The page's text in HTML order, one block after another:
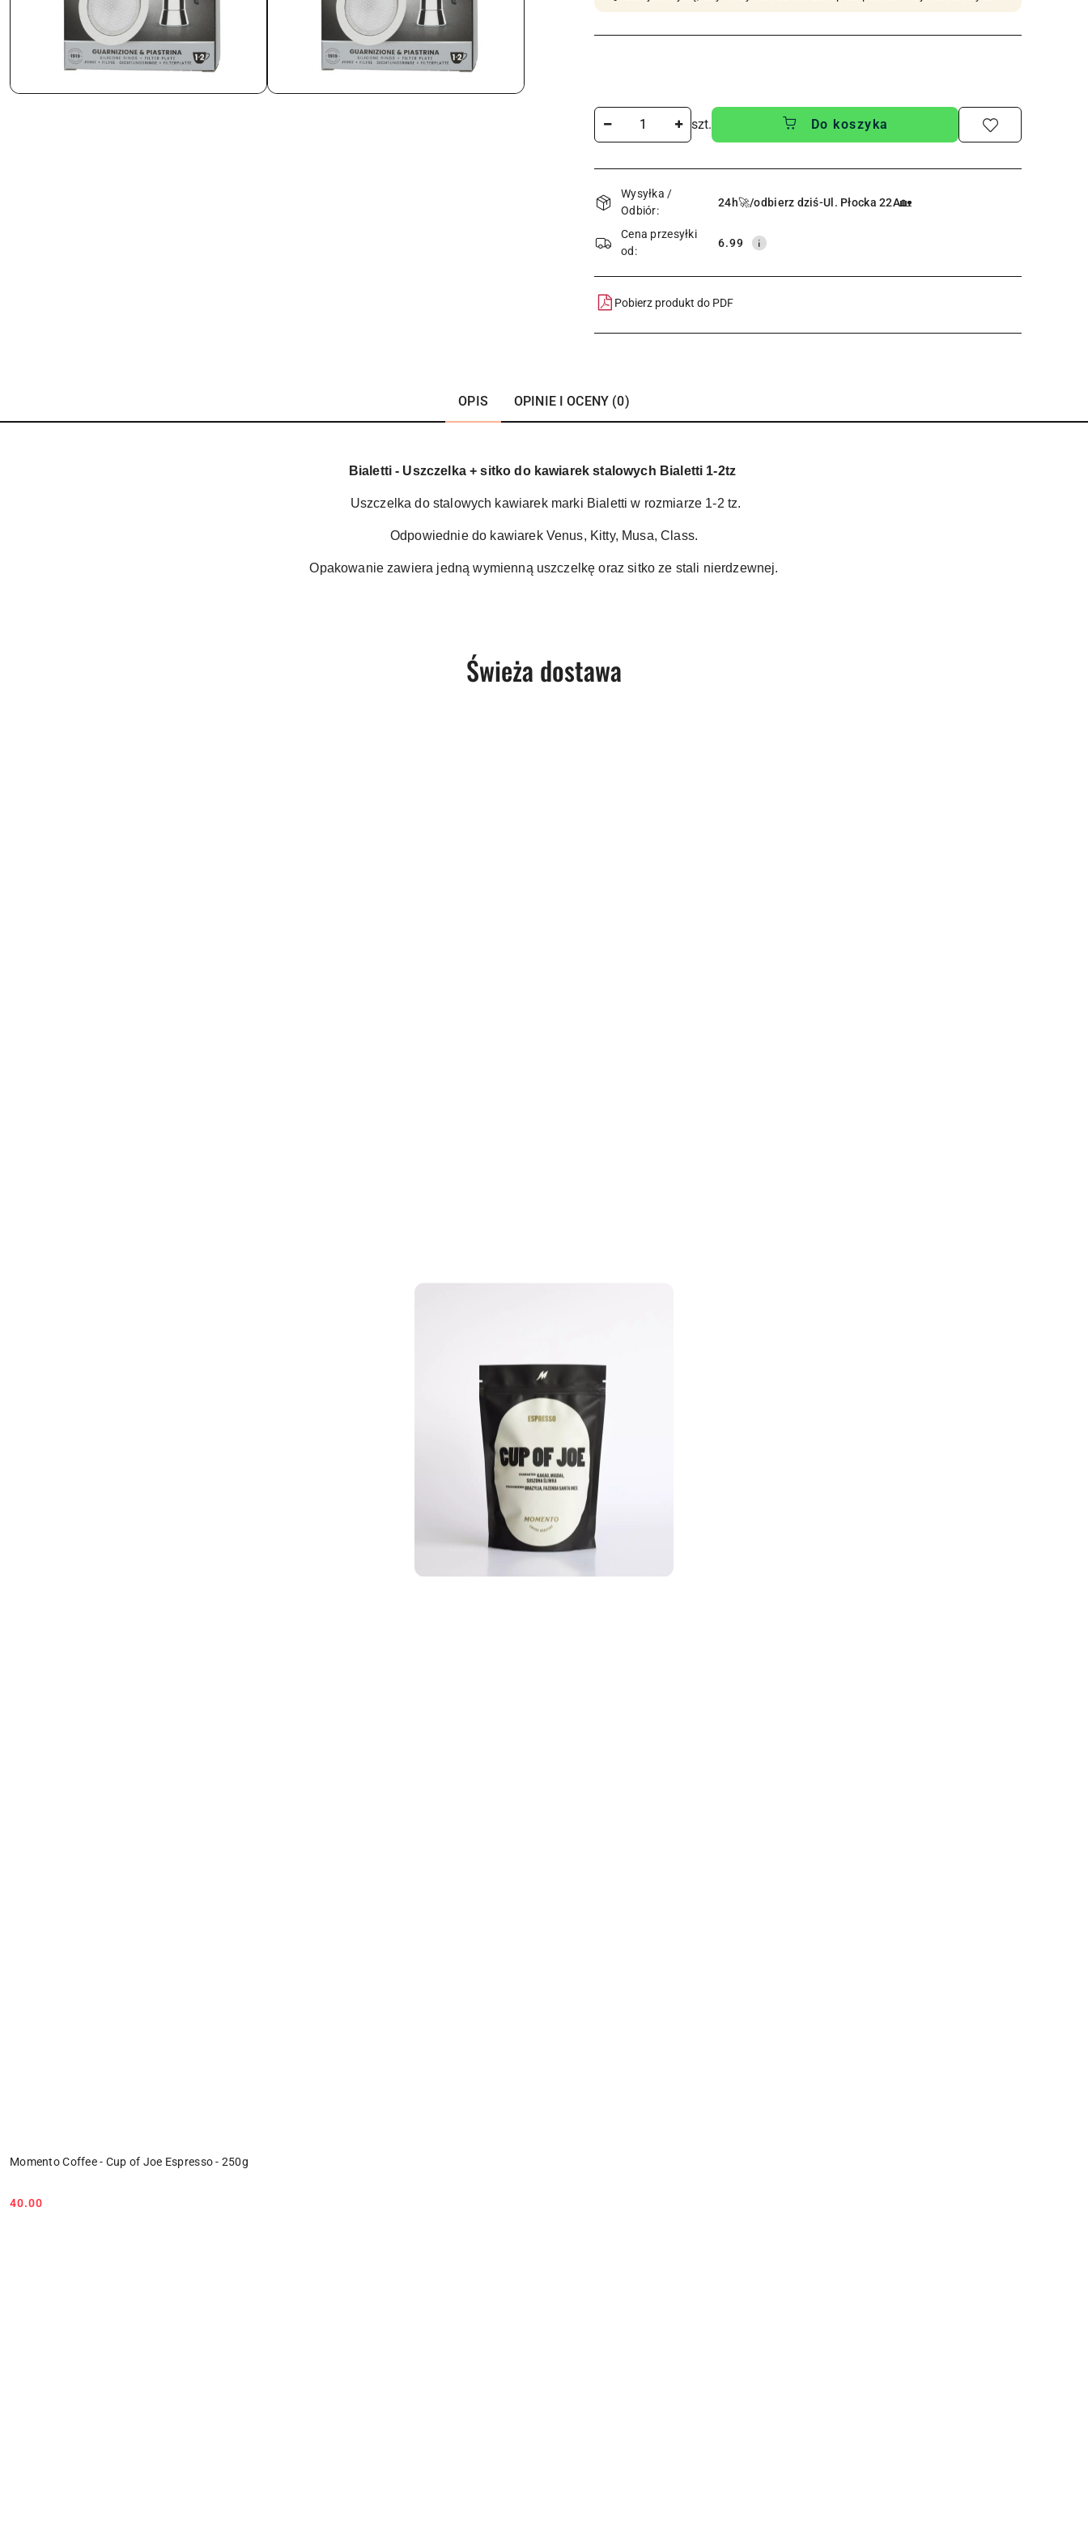
szt. Do koszyka
Dostępność
i
dostawa
Wysyłka /
Odbiór:
24h🚀/odbierz dziś-Ul. Płocka 22A🏡
Cena przesyłki
od:
6.99
Pobierz produkt do PDF
OPIS OPINIE I OCENY (0)
Bialetti - Uszczelka + sitko do kawiarek stalowych Bialetti 1-2tz
Uszczelka do stalowych kawiarek marki Bialetti w rozmiarze 1-2 tz.
Odpowiednie do kawiarek Venus, Kitty, Musa, Class.
Opakowanie zawiera jedną wymienną uszczelkę oraz sitko ze stali nierdzewnej.
Produkty
Świeża dostawa
Momento Coffee - Cup of Joe Espresso - 250g
Cena:
40.00